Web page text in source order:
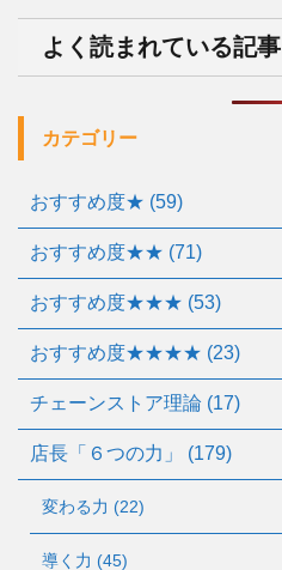
よく読まれている記事
カテゴリー
おすすめ度★ (59)
おすすめ度★★ (71)
おすすめ度★★★ (53)
おすすめ度★★★★ (23)
チェーンストア理論 (17)
店長「６つの力」 (179)
変わる力 (22)
導く力 (45)